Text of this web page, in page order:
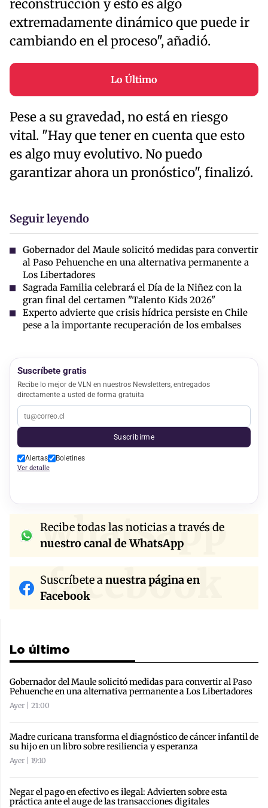
reconstrucción y esto es algo
extremadamente dinámico que puede ir
cambiando en el proceso", añadió.
Lo Último
Pese a su gravedad, no está en riesgo
vital. "Hay que tener en cuenta que esto
es algo muy evolutivo. No puedo
garantizar ahora un pronóstico", finalizó.
Seguir leyendo
Gobernador del Maule solicitó medidas para convertir
al Paso Pehuenche en una alternativa permanente a
Los Libertadores
Sagrada Familia celebrará el Día de la Niñez con la
gran final del certamen "Talento Kids 2026"
Experto advierte que crisis hídrica persiste en Chile
pese a la importante recuperación de los embalses
Suscríbete gratis
Recibe lo mejor de VLN en nuestros Newsletters, entregados
directamente a usted de forma gratuita
Suscribirme
Alertas Boletines
Ver detalle
whatsapp
Recibe todas las noticias a través de
nuestro canal de WhatsApp
facebook
Suscríbete anuestra página en
Facebook
Lo último
Gobernador del Maule solicitó medidas para convertir al Paso
Pehuenche en una alternativa permanente a Los Libertadores
Ayer | 21:00
Madre curicana transforma el diagnóstico de cáncer infantil de
su hijo en un libro sobre resiliencia y esperanza
Ayer | 19:10
Negar el pago en efectivo es ilegal: Advierten sobre esta
práctica ante el auge de las transacciones digitales